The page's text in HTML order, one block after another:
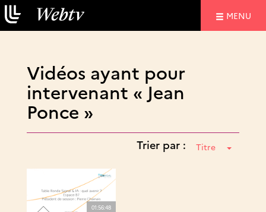
MENU
Vidéos ayant pour
intervenant « Jean
Ponce »
Trier par : Titre
01:56:48